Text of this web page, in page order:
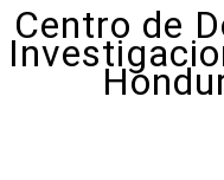
Centro de